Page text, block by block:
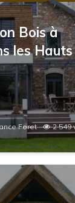
Bois à
les
Foret 2 549